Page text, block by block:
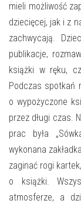
WYDARZENIA
FOTO
E-INFORMATOR
mieli możliwość
dziecięcej, jak i z
zachwycają.
publikacje,
książki w ręku,
Podczas spotkań
o wypożyczone
przez długi czas.
prac była
wykonana
zaginać rogi
o książki.
atmosferze, a